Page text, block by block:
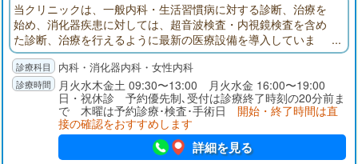
当クリニックは、一般内科・生活習慣病に対する診断、治療を
始め、消化器疾患に対しては、超音波検査・内視鏡検査を含め
た診断、治療を行えるように最新の医療設備を導入していま
す。さらに女性に多く見られる内科疾患(過換気症候群・甲状腺
疾患・閉経後の高脂血症・骨粗鬆症など)では、副院長による女
性専門外来(毎週火曜日と金曜日の午前中)を設けております。
内科・消化器内科・女性内科
月火水木金土 09:30〜13:00 月火水金 16:00〜19:00
日・祝休診 予約優先制､受付は診療終了時刻の20分前ま
で 木曜は予約診療･検査･手術日 開始・終了時間は直
接の確認をおすすめします
詳細を見る